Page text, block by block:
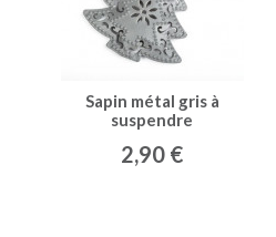
Sapin métal gris à
suspendre
2,90 €